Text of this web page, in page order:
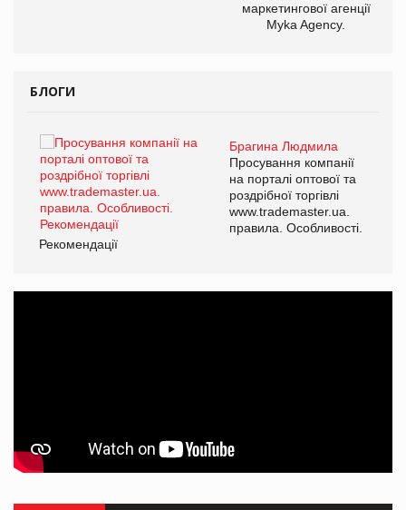
маркетингової агенції
Myka Agency.
БЛОГИ
Брагина Людмила
Просування компанії
на порталі оптової та
роздрібної торгівлі
www.trademaster.ua.
правила. Особливості.
Рекомендації